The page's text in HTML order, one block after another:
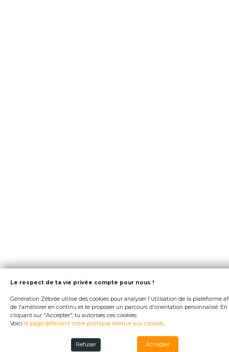
Le respect de ta vie privée compte pour nous !
Génération Zébrée utilise des cookies pour analyser l'utilisation de la plateforme
de l'améliorer en continu et te proposer un parcours d'orientation personnalisé. En
cliquant sur "Accepter", tu autorises ces cookies.
Voici la page détaillant notre politique relative aux cookies.
Refuser Accepter